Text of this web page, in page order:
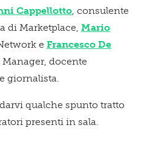
Cappellotto , consulente
di Marketplace, Mario
e Francesco De
Manager, docente
giornalista.
qualche spunto tratto
presenti in sala.